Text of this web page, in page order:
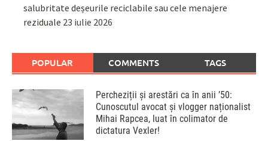
salubritate deșeurile reciclabile sau cele menajere
reziduale 23 iulie 2026
POPULAR COMMENTS TAGS
Percheziții și arestări ca în anii ’50:
Cunoscutul avocat și vlogger naționalist
Mihai Rapcea, luat în colimator de
dictatura Vexler!